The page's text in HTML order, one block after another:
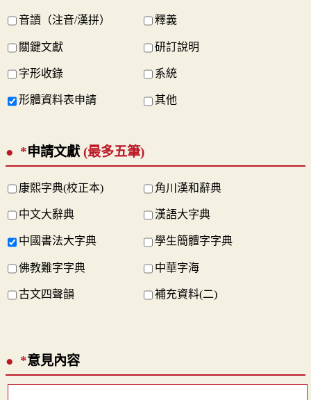
音讀（注音/漢拼） 釋義
關鍵文獻 研訂說明
字形收錄 系統
形體資料表申請 其他
*申請文獻 (最多五筆)
康熙字典(校正本) 角川漢和辭典
中文大辭典 漢語大字典
中國書法大字典 學生簡體字字典
佛教難字字典 中華字海
古文四聲韻 補充資料(二)
*意見內容